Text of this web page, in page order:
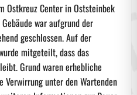
Ostkreuz Center in Oststeinbek
war aufgrund der
geschlossen. Auf der
mitgeteilt, dass das
Grund waren erhebliche
Verwirrung unter den Wartenden